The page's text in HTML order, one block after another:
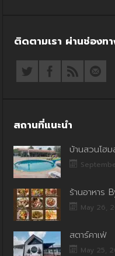
ติดตามเรา ผ่านช่องท
สถานที่แนะนำ
บ้านสวนโฮ
ร้านอาหาร
May 26,
สตาร์คาเฟ่
May 25,